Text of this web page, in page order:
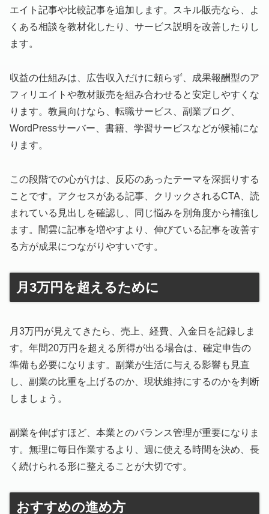
エイト記事や比較記事を追加します。スキル販売なら、よ
くある相談を教材化したり、サービス説明を改善したりし
ます。
収益の仕組みは、広告収入だけに頼らず、成果報酬型のア
フィリエイトや教材販売を組み合わせると安定しやすくな
ります。教員向けなら、転職サービス、副業ブログ、
WordPressサーバー、書籍、学習サービスなどが候補にな
ります。
この段階での心がけは、反応のあったテーマを深掘りする
ことです。アクセスがある記事、クリックされるCTA、読
まれている見出しを確認し、同じ悩みを別角度から補強し
ます。闇雲に記事を増やすより、伸びている記事を改善す
る方が成果につながりやすいです。
月3万円を超えるために
月3万円が見えてきたら、売上、経費、入金日を記録しま
す。年間20万円を超える所得が出る場合は、確定申告の
準備も必要になります。副業が生活に与える影響も見直
し、副業の比重を上げるのか、現状維持にするのかを判断
しましょう。
副業を伸ばすほど、本業とのバランス管理が重要になりま
す。無理に毎日作業するより、週に使える時間を決め、長
く続けられる形に整えることが大切です。
おすすめの進め方